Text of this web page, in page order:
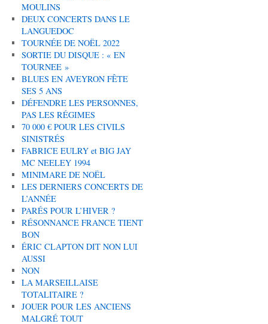
MOULINS
DEUX CONCERTS DANS LE
LANGUEDOC
TOURNÉE DE NOËL 2022
SORTIE DU DISQUE : « EN
TOURNEE »
BLUES EN AVEYRON FÊTE
SES 5 ANS
DÉFENDRE LES PERSONNES,
PAS LES RÉGIMES
70 000 € POUR LES CIVILS
SINISTRÉS
FABRICE EULRY et BIG JAY
MC NEELEY 1994
MINIMARE DE NOËL
LES DERNIERS CONCERTS DE
L’ANNÉE
PARÉS POUR L’HIVER ?
RÉSONNANCE FRANCE TIENT
BON
ÉRIC CLAPTON DIT NON LUI
AUSSI
NON
LA MARSEILLAISE
TOTALITAIRE ?
JOUER POUR LES ANCIENS
MALGRÉ TOUT